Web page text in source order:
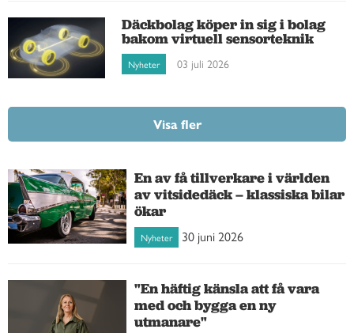
Däckbolag köper in sig i bolag
bakom virtuell sensorteknik
Nyheter 03 juli 2026
Visa fler
En av få tillverkare i världen
av vitsidedäck – klassiska bilar
ökar
Nyheter 30 juni 2026
"En häftig känsla att få vara
med och bygga en ny
utmanare"